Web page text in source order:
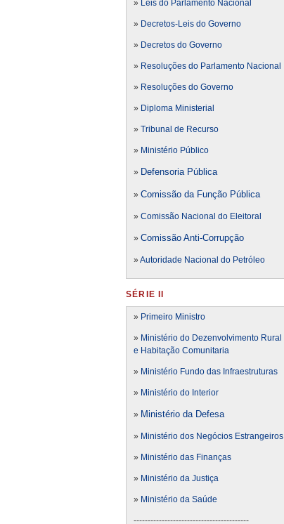
» Leis do Parlamento Nacional
» Decretos-Leis do Governo
» Decretos do Governo
» Resoluções do Parlamento Nacional
» Resoluções do Governo
» Diploma Ministerial
» Tribunal de Recurso
» Ministério Público
» Defensoria Pública
» Comissão da Função Pública
» Comissão Nacional do Eleitoral
» Comissão Anti-Corrupção
» Autoridade Nacional do Petróleo
SÉRIE II
» Primeiro Ministro
» Ministério do Dezenvolvimento Rural
e Habitação Comunitaria
» Ministério Fundo das Infraestruturas
» Ministério do Interior
» Ministério da Defesa
» Ministério dos Negócios Estrangeiros
» Ministério das Finanças
» Ministério da Justiça
» Ministério da Saúde
-----------------------------------------